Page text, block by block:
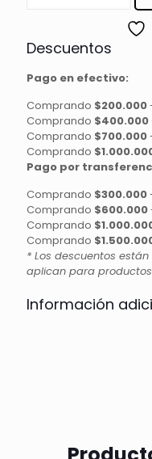
Descuentos
Pago en efectivo:
Comprando $200.000
Comprando $400.000
Comprando $700.000
Comprando
Pago por
Comprando $300.000
Comprando $600.000
Comprando
Comprando
* Los descuentos
aplican para
Información